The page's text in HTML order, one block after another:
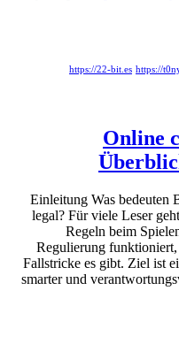
https://22-bit.es https://
Online
Einleitung Was bedeuten
legal? Für viele Leser
Regeln beim
Regulierung
Fallstricke es gibt. Ziel ist
smarter und